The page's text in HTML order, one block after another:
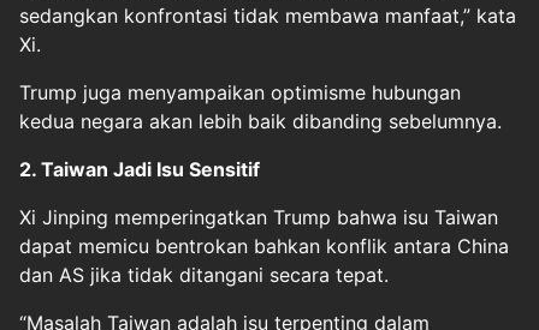
sedangkan konfrontasi tidak membawa manfaat,” kata
Xi.
Trump juga menyampaikan optimisme hubungan
kedua negara akan lebih baik dibanding sebelumnya.
2. Taiwan Jadi Isu Sensitif
Xi Jinping memperingatkan Trump bahwa isu Taiwan
dapat memicu bentrokan bahkan konflik antara China
dan AS jika tidak ditangani secara tepat.
“Masalah Taiwan adalah isu terpenting dalam